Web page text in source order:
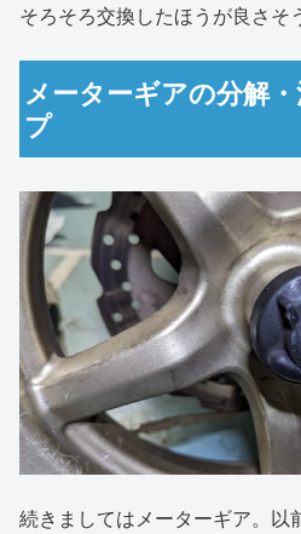
そろそろ交換したほうが良さそ
メーターギアの分解
プ
続きましてはメーターギア。以